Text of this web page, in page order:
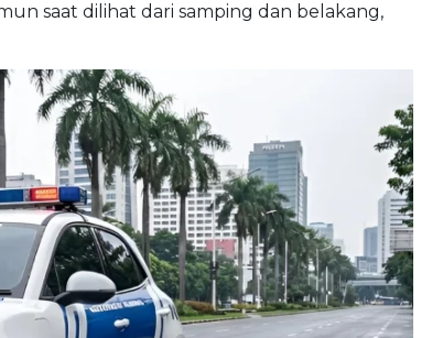
saat dilihat dari samping dan belakang,